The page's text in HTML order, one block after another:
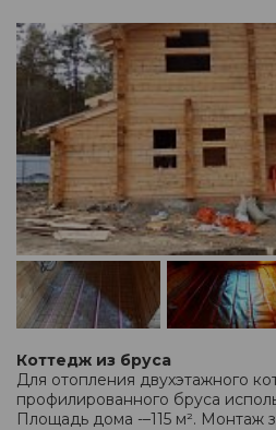
Коттедж из бруса
Для отопления двухэтажного
профилированного бруса
Площадь дома -–115 м². Монтаж